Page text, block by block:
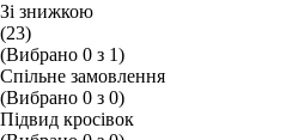
Зі знижкою
(23)
(Вибрано 0 з 1)
Спільне замовлення
(Вибрано 0 з 0)
Підвид кросівок